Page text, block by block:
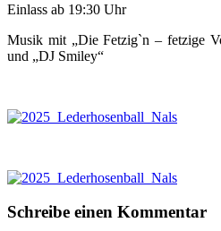
Einlass ab 19:30 Uhr
Musik mit „Die Fetzig`n – fetzige
und „DJ Smiley“
Schreibe einen Kommentar